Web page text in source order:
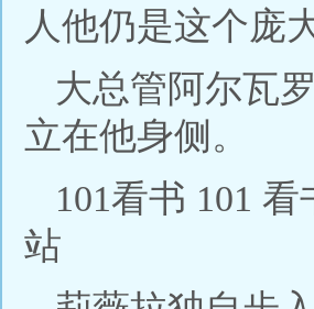
人他仍是这个庞
大总管阿尔瓦
立在他身侧。
101看书 101 看
站